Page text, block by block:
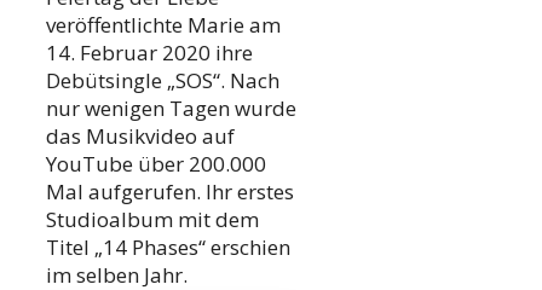
veröffentlichte Marie am
14. Februar 2020 ihre
Debütsingle „SOS“. Nach
nur wenigen Tagen wurde
das Musikvideo auf
YouTube über 200.000
Mal aufgerufen. Ihr erstes
Studioalbum mit dem
Titel „14 Phases“ erschien
im selben Jahr.